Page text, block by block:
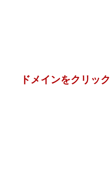
ドメインをクリック